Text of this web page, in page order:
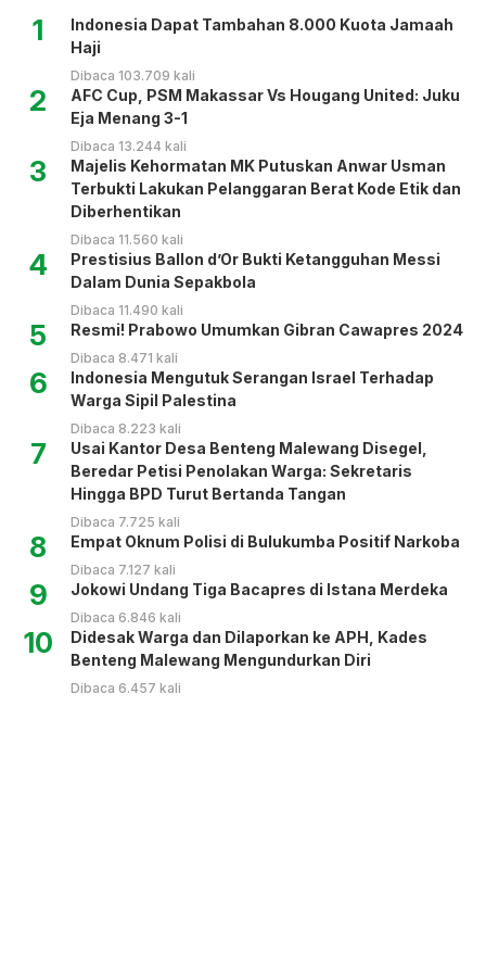
1
Indonesia Dapat Tambahan 8.000 Kuota Jamaah
Haji
Dibaca 103.709 kali
2
AFC Cup, PSM Makassar Vs Hougang United: Juku
Eja Menang 3-1
Dibaca 13.244 kali
3
Majelis Kehormatan MK Putuskan Anwar Usman
Terbukti Lakukan Pelanggaran Berat Kode Etik dan
Diberhentikan
Dibaca 11.560 kali
4
Prestisius Ballon d’Or Bukti Ketangguhan Messi
Dalam Dunia Sepakbola
Dibaca 11.490 kali
5 Resmi! Prabowo Umumkan Gibran Cawapres 2024
Dibaca 8.471 kali
6
Indonesia Mengutuk Serangan Israel Terhadap
Warga Sipil Palestina
Dibaca 8.223 kali
7
Usai Kantor Desa Benteng Malewang Disegel,
Beredar Petisi Penolakan Warga: Sekretaris
Hingga BPD Turut Bertanda Tangan
Dibaca 7.725 kali
8 Empat Oknum Polisi di Bulukumba Positif Narkoba
Dibaca 7.127 kali
9 Jokowi Undang Tiga Bacapres di Istana Merdeka
Dibaca 6.846 kali
10
Didesak Warga dan Dilaporkan ke APH, Kades
Benteng Malewang Mengundurkan Diri
Dibaca 6.457 kali